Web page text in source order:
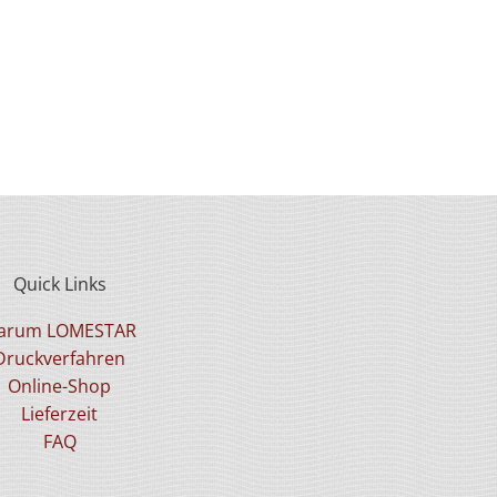
Quick Links
LOMESTAR
Online-Shop
Lieferzeit
FAQ